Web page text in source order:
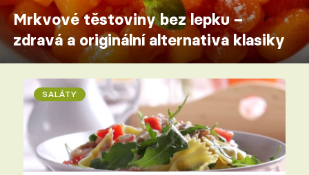
Mrkvové těstoviny bez lepku –
zdravá a originální alternativa klasiky
SALÁTY